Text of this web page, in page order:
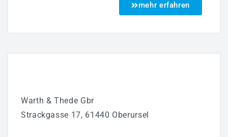
mehr erfahren
Warth & Thede Gbr
Strackgasse 17, 61440 Oberursel